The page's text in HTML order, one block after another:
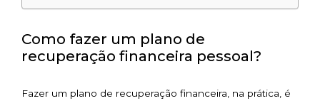
Como fazer um plano de
recuperação financeira pessoal?
Fazer um plano de recuperação financeira, na prática, é